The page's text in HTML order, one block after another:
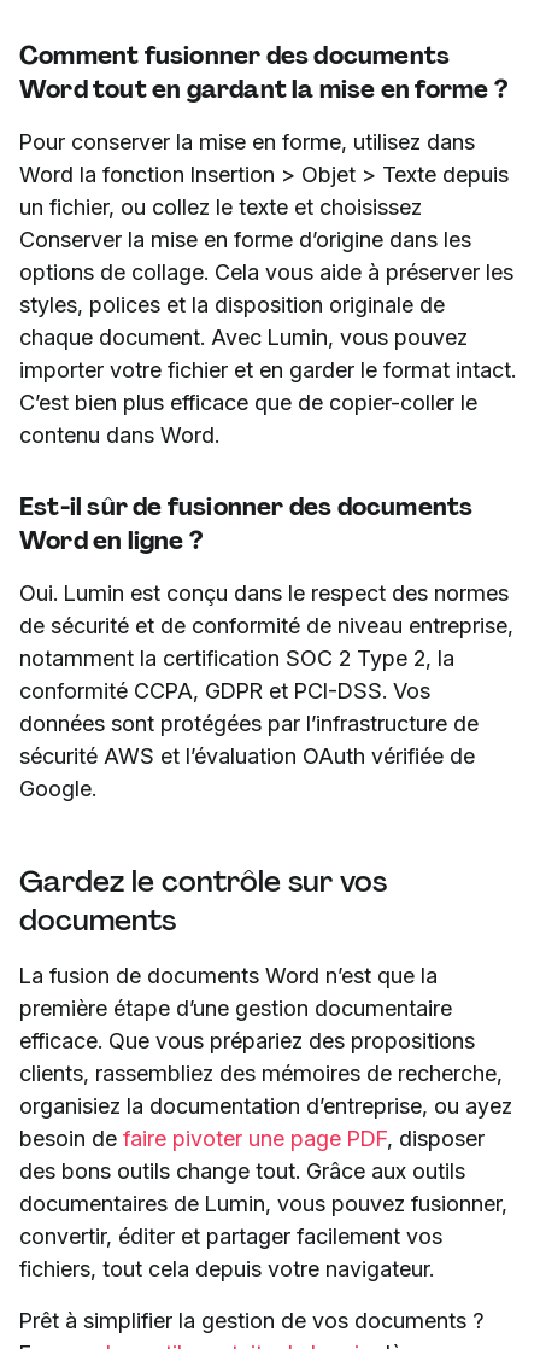
Comment fusionner des documents
Word tout en gardant la mise en forme ?
Pour conserver la mise en forme, utilisez dans
Word la fonction Insertion > Objet > Texte depuis
un fichier, ou collez le texte et choisissez
Conserver la mise en forme d’origine dans les
options de collage. Cela vous aide à préserver les
styles, polices et la disposition originale de
chaque document. Avec Lumin, vous pouvez
importer votre fichier et en garder le format intact.
C’est bien plus efficace que de copier-coller le
contenu dans Word.
Est-il sûr de fusionner des documents
Word en ligne ?
Oui. Lumin est conçu dans le respect des normes
de sécurité et de conformité de niveau entreprise,
notamment la certification SOC 2 Type 2, la
conformité CCPA, GDPR et PCI-DSS. Vos
données sont protégées par l’infrastructure de
sécurité AWS et l’évaluation OAuth vérifiée de
Google.
Gardez le contrôle sur vos
documents
La fusion de documents Word n’est que la
première étape d’une gestion documentaire
efficace. Que vous prépariez des propositions
clients, rassembliez des mémoires de recherche,
organisiez la documentation d’entreprise, ou ayez
besoin de faire pivoter une page PDF, disposer
des bons outils change tout. Grâce aux outils
documentaires de Lumin, vous pouvez fusionner,
convertir, éditer et partager facilement vos
fichiers, tout cela depuis votre navigateur.
Prêt à simplifier la gestion de vos documents ?